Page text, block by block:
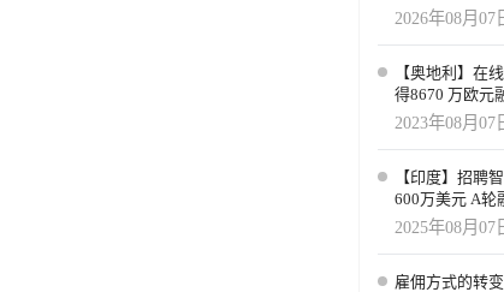
2026年08月07
【奥地利】在
得8670 万欧元
虚拟现实学习体
2023年08月07
【印度】招聘
600万美元 A轮
能重新定义招聘
2025年08月07
雇佣方式的转